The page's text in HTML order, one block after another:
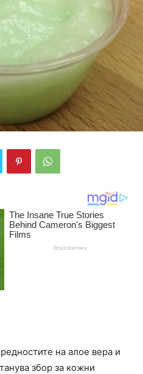
на алое вера и
збор за кожни